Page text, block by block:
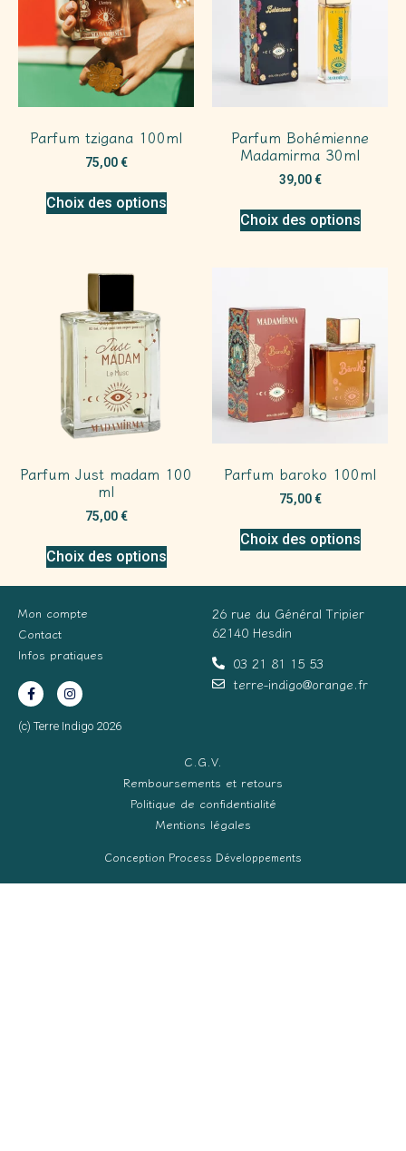
Parfum tzigana 100ml
75,00€
Choix des options
Parfum Bohémienne
Madamirma 30ml
39,00€
Choix des options
Parfum Just madam 100
ml
75,00€
Choix des options
Parfum baroko 100ml
75,00€
Choix des options
Mon compte
Contact
Infos pratiques
(c) Terre Indigo 2026
26 rue du Général Tripier
62140 Hesdin
03 21 81 15 53
terre-indigo@orange.fr
C.G.V.
Remboursements et retours
Politique de confidentialité
Mentions légales
Conception Process Développements